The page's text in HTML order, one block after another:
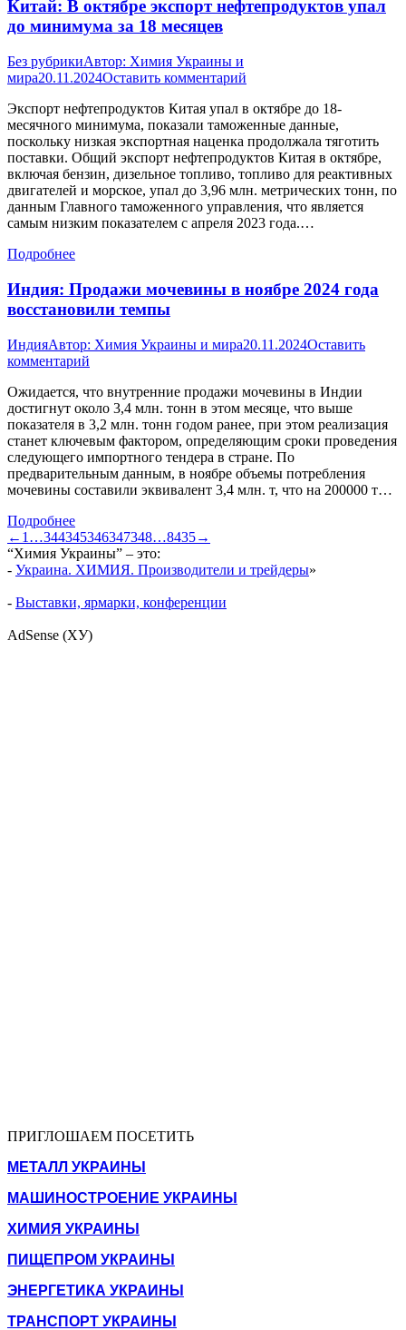
Китай: В октябре экспорт нефтепродуктов упал
до минимума за 18 месяцев
Без рубрикиАвтор: Химия Украины и
мира20.11.2024Оставить комментарий
Экспорт нефтепродуктов Китая упал в октябре до 18-
месячного минимума, показали таможенные данные,
поскольку низкая экспортная наценка продолжала тяготить
поставки. Общий экспорт нефтепродуктов Китая в октябре,
включая бензин, дизельное топливо, топливо для реактивных
двигателей и морское, упал до 3,96 млн. метрических тонн, по
данным Главного таможенного управления, что является
самым низким показателем с апреля 2023 года.…
Подробнее
Индия: Продажи мочевины в ноябре 2024 года
восстановили темпы
ИндияАвтор: Химия Украины и мира20.11.2024Оставить
комментарий
Ожидается, что внутренние продажи мочевины в Индии
достигнут около 3,4 млн. тонн в этом месяце, что выше
показателя в 3,2 млн. тонн годом ранее, при этом реализация
станет ключевым фактором, определяющим сроки проведения
следующего импортного тендера в стране. По
предварительным данным, в ноябре объемы потребления
мочевины составили эквивалент 3,4 млн. т, что на 200000 т…
Подробнее
← 1 …344345346347348…8435→
“Химия Украины” – это:
- Украина. ХИМИЯ. Производители и трейдеры»
- Выставки, ярмарки, конференции
AdSense (ХУ)
ПРИГЛОШАЕМ ПОСЕТИТЬ
МЕТАЛЛ УКРАИНЫ
МАШИНОСТРОЕНИЕ УКРАИНЫ
ХИМИЯ УКРАИНЫ
ПИЩЕПРОМ УКРАИНЫ
ЭНЕРГЕТИКА УКРАИНЫ
ТРАНСПОРТ УКРАИНЫ